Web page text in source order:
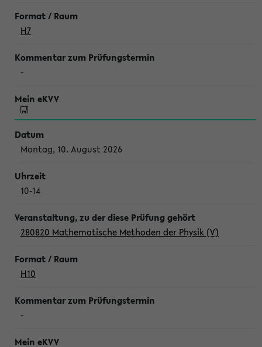
H7
-
Montag, 10. August 2026
10-14
280820 Mathematische Methoden der Physik (V)
H10
-